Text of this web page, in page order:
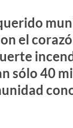
el
sólo 40